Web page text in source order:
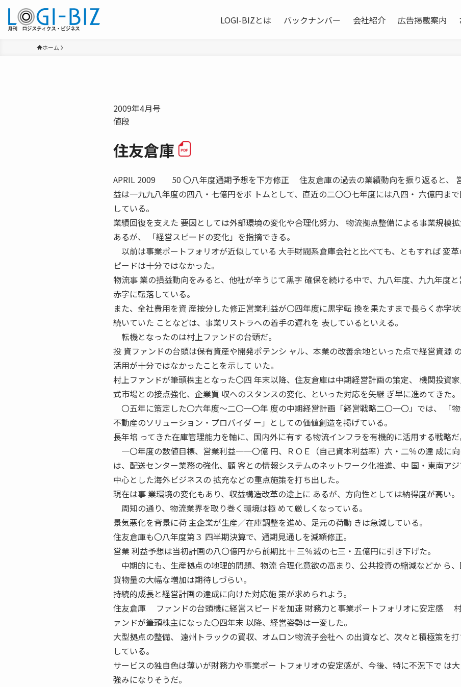
LOGI-BIZとは バックナンバー 会社紹介 広告掲載案内
ホーム
2009年4月号
値段
住友倉庫
APRIL 2009 50 〇八年度通期予想を下方修正 住友倉庫の過去の業績動向を振り返ると、
益は一九九八年度の四八・七億円をボ トムとして、直近の二〇〇七年度には八四・ 六億円ま
している。
業績回復を支えた 要因としては外部環境の変化や合理化努力、 物流拠点整備による事業規模
あるが、 「経営スピードの変化」を指摘できる。
以前は事業ポートフォリオが近似している 大手財閥系倉庫会社と比べても、ともすれば 変革
ピードは十分ではなかった。
物流事 業の損益動向をみると、他社が辛うじて黒字 確保を続ける中で、九八年度、九九年度
赤字に転落している。
また、全社費用を資 産按分した修正営業利益が〇四年度に黒字転 換を果たすまで長らく赤字
続いていた ことなどは、事業リストラへの着手の遅れを 表しているといえる。
転機となったのは村上ファンドの台頭だ。
投 資ファンドの台頭は保有資産や開発ポテンシ ャル、本業の改善余地といった点で経営資源
活用が十分ではなかったことを示して いた。
村上ファンドが筆頭株主となった〇四 年末以降、住友倉庫は中期経営計画の策定、 機関投資
式市場との接点強化、企業買 収へのスタンスの変化、といった対応を矢継 ぎ早に進めてきた。
〇五年に策定した〇六年度〜二〇一〇年 度の中期経営計画「経営戦略二〇一〇」では、 「物
不動産のソリューション・プロバイダ ー」としての価値創造を掲げている。
長年培 ってきた在庫管理能力を軸に、国内外に有す る物流インフラを有機的に活用する戦略だ
一〇年度の数値目標、営業利益一一〇億 円、ＲＯＥ（自己資本利益率）六・二％の達 成に
は、配送センター業務の強化、顧 客との情報システムのネットワーク化推進、中 国・東南アジ
中心とした海外ビジネスの 拡充などの重点施策を打ち出した。
現在は事 業環境の変化もあり、収益構造改革の途上に あるが、方向性としては納得度が高い。
周知の通り、物流業界を取り巻く環境は極 めて厳しくなっている。
景気悪化を背景に荷 主企業が生産／在庫調整を進め、足元の荷動 きは急減している。
住友倉庫も〇八年度第３ 四半期決算で、通期見通しを減額修正。
営業 利益予想は当初計画の八〇億円から前期比十 三％減の七三・五億円に引き下げた。
中期的にも、生産拠点の地理的問題、物流 合理化意欲の高まり、公共投資の縮減などか ら
貨物量の大幅な増加は期待しづらい。
持続的成長と経営計画の達成に向けた対応施 策が求められよう。
住友倉庫 ファンドの台頭機に経営スピードを加速 財務力と事業ポートフォリオに安定感
ァンドが筆頭株主になった〇四年末 以降、経営姿勢は一変した。
大型拠点の整備、 遠州トラックの買収、オムロン物流子会社へ の出資など、次々と積極策を
している。
サービスの独自色は薄いが財務力や事業ポー トフォリオの安定感が、今後、特に不況下で は
強みになりそうだ。